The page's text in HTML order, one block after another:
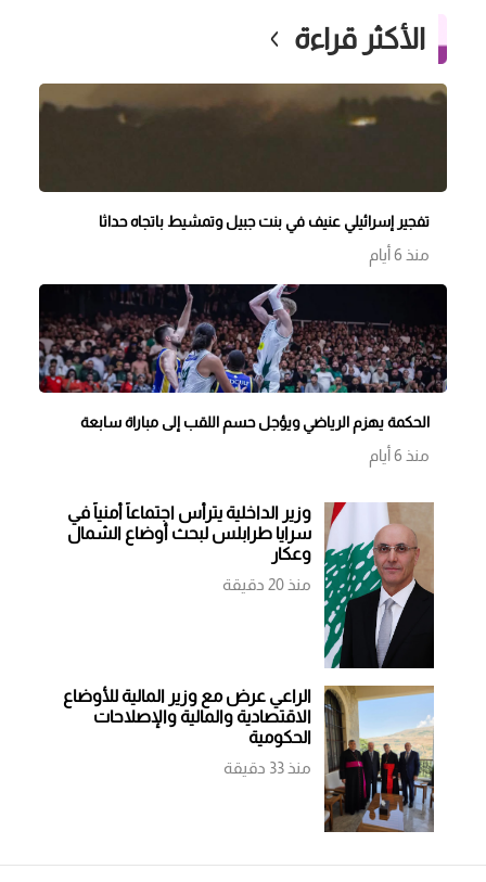
الأكثر قراءة
تفجير إسرائيلي عنيف في بنت جبيل وتمشيط باتجاه حداثا
منذ 6 أيام
الحكمة يهزم الرياضي ويؤجل حسم اللقب إلى مباراة سابعة
منذ 6 أيام
وزير الداخلية يترأس اجتماعاً أمنياً في
سرايا طرابلس لبحث أوضاع الشمال
وعكار
منذ 20 دقيقة
الراعي عرض مع وزير المالية للأوضاع
الاقتصادية والمالية والإصلاحات
الحكومية
منذ 33 دقيقة